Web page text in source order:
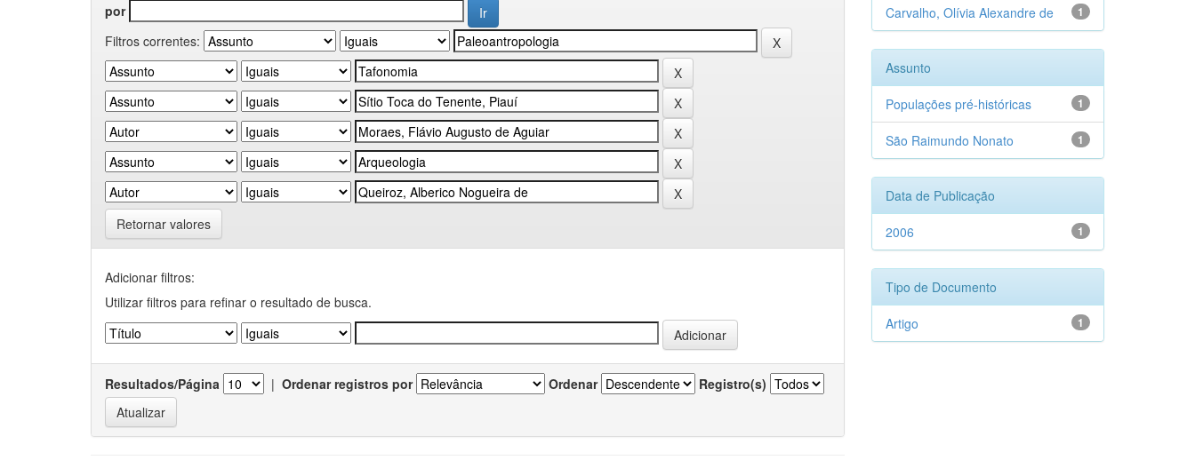
por
Filtros correntes:
Retornar valores
Adicionar filtros:
Utilizar filtros para refinar o resultado de busca.
Resultados/Página | Ordenar registros por Ordenar Registro(s)
1
Carvalho, Olívia Alexandre de
Assunto
1
Populações pré-históricas
1
São Raimundo Nonato
Data de Publicação
1
2006
Tipo de Documento
1
Artigo